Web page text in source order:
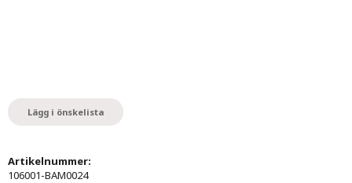
Lägg i önskelista
Artikelnummer:
106001-BAM0024